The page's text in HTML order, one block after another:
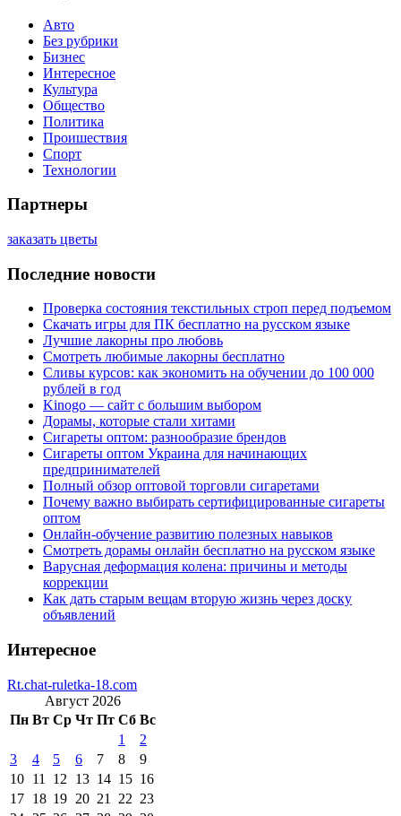
Авто
Без рубрики
Бизнес
Интересное
Культура
Общество
Политика
Проишествия
Спорт
Технологии
Партнеры
заказать цветы
Последние новости
Проверка состояния текстильных строп перед подъемом
Скачать игры для ПК бесплатно на русском языке
Лучшие лакорны про любовь
Смотреть любимые лакорны бесплатно
Сливы курсов: как экономить на обучении до 100 000
рублей в год
Kinogo — сайт с большим выбором
Дорамы, которые стали хитами
Сигареты оптом: разнообразие брендов
Сигареты оптом Украина для начинающих
предпринимателей
Полный обзор оптовой торговли сигаретами
Почему важно выбирать сертифицированные сигареты
оптом
Онлайн-обучение развитию полезных навыков
Смотреть дорамы онлайн бесплатно на русском языке
Варусная деформация колена: причины и методы
коррекции
Как дать старым вещам вторую жизнь через доску
объявлений
Интересное
Rt.chat-ruletka-18.com
Август 2026
Пн Вт Ср Чт Пт Сб Вс
1
2
3
4 5 6 7 8
9
10 11 12 13 14 15 16
17 18 19 20 21 22 23